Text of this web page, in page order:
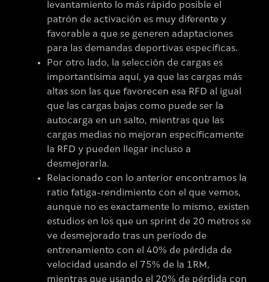
levantamiento lo más rápido posible el
patrón de activación es muy diferente y
favorable a que se generen adaptaciones
para las demandas deportivas específicas.
Por otro lado, la selección de cargas es
importantísima aquí, ya que las cargas más
altas son las que favorecen esa RFD al igual
que las cargas bajas como puede ser la
autocarga en un salto, mientras que las
cargas medias no mejoran específicamente
la RFD y pueden llegar incluso a
desmejorarla.
Relacionado con lo anterior encontramos la
ratio fatiga-rendimiento con el que vemos,
aunque no es exactamente lo mismo, existen
estudios en los que un sprint de 20 metros se
ve desmejorado tras un período de
entrenamiento con el 40% de pérdida de
velocidad usando el 75% de la 1RM,
mientras que usando el 20% de pérdida con